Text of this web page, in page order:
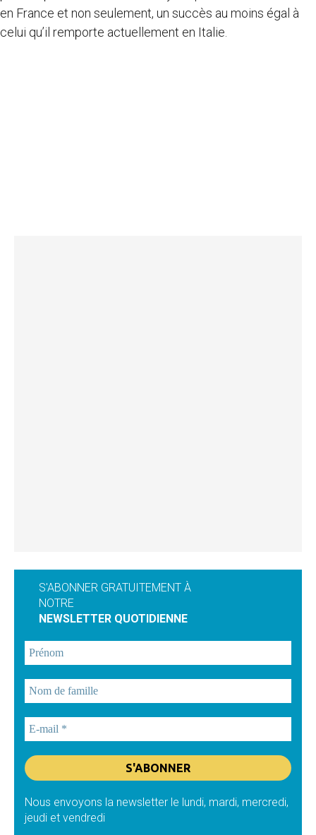
en France et non seulement, un succès au moins égal à
celui qu’il remporte actuellement en Italie.
S'ABONNER GRATUITEMENT À
NOTRE
NEWSLETTER QUOTIDIENNE
Nous envoyons la newsletter le lundi, mardi, mercredi,
jeudi et vendredi